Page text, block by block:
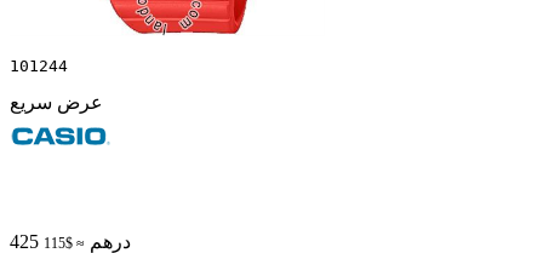
101244
عرض سريع
425 درهم ≈ $115